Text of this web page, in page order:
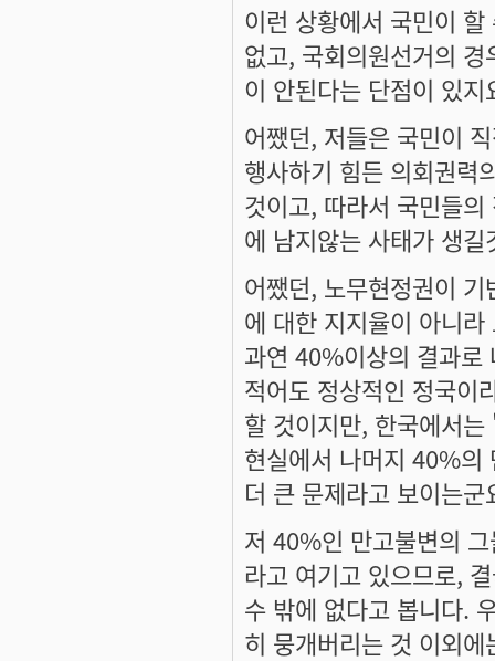
이런 상황에서 국민이
없고, 국회의원선거의
이 안된다는 단점이 있지
어쨌던, 저들은 국민이
행사하기 힘든 의회권력
것이고, 따라서 국민들
에 남지않는 사태가 생
어쨌던, 노무현정권이
에 대한 지지율이 아니
과연 40%이상의 결과로
적어도 정상적인 정국이
할 것이지만, 한국에서
현실에서 나머지 40%의
더 큰 문제라고 보이는군
저 40%인 만고불변의
라고 여기고 있으므로,
수 밖에 없다고 봅니다.
히 뭉개버리는 것 이외